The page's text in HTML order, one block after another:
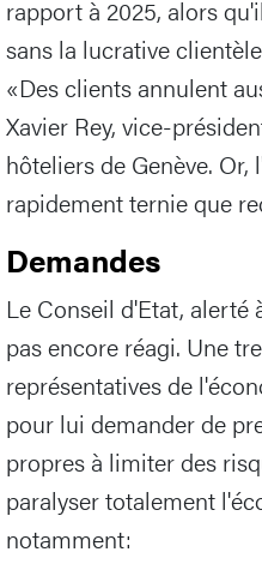
rapport à 2025, alors
sans la lucrative
«Des clients annulent
Xavier Rey, vice-
hôteliers de Genève.
rapidement ternie que
Demandes
Le Conseil d'Etat, alerté
pas encore réagi. Une
représentatives de
pour lui demander de
propres à limiter des
paralyser totalement
notamment: